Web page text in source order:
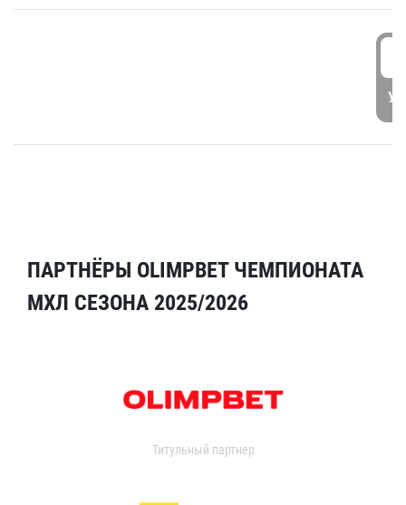
ПАРТНЁРЫ OLIMPBET ЧЕМПИОНАТА
МХЛ СЕЗОНА 2025/2026
Титульный партнер